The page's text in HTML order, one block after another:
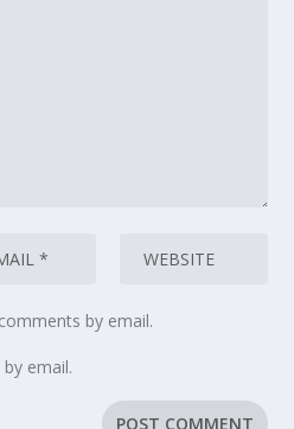
by email.
email.